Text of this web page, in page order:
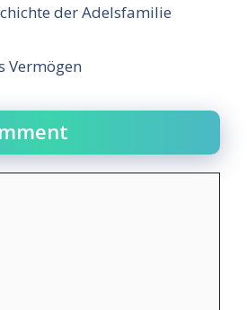
der Adelsfamilie
Vermögen